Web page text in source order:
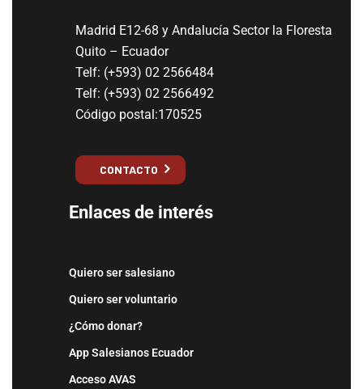
Madrid E12-68 y Andalucía Sector la Floresta
Quito – Ecuador
Telf: (+593) 02 2566484
Telf: (+593) 02 2566492
Código postal:170525
CONTACTO
Enlaces de interés
Quiero ser salesiano
Quiero ser voluntario
¿Cómo donar?
App Salesianos Ecuador
Acceso AVAS